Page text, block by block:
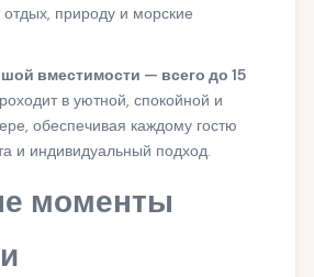
отдых, природу и морские
вместимости — всего до 15
в уютной, спокойной и
обеспечивая каждому гостю
и индивидуальный подход.
моменты